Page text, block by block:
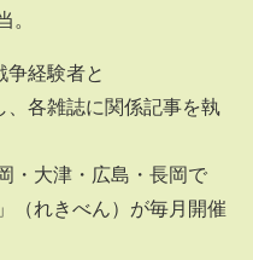
。
争経験者と
各雑誌に関係記事を執
・大津・広島・長岡で
（れきべん）が毎月開催